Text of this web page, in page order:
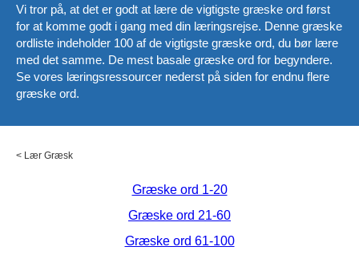
Vi tror på, at det er godt at lære de vigtigste græske ord først
for at komme godt i gang med din læringsrejse. Denne græske
ordliste indeholder 100 af de vigtigste græske ord, du bør lære
med det samme. De mest basale græske ord for begyndere.
Se vores læringsressourcer nederst på siden for endnu flere
græske ord.
< Lær Græsk
Græske ord 1-20
Græske ord 21-60
Græske ord 61-100